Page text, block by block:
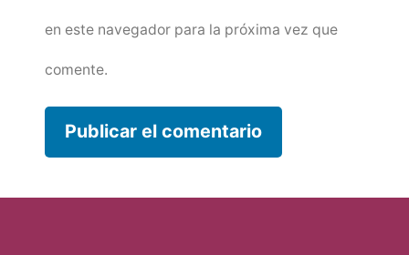
en este navegador para la próxima vez que
comente.